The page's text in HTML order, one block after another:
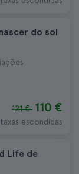
do sol
121 € 110 €
escondidas
Life de